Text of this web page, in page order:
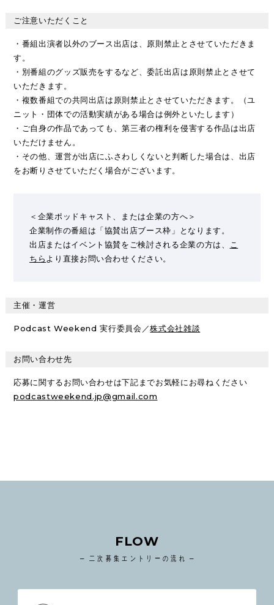
ご注意いただくこと
・番組出演者以外のブース出店は、原則禁止とさせていただきま
す。
・別番組のグッズ販売をするなど、委託出店は原則禁止とさせて
いただきます。
・複数番組での共同出店は原則禁止とさせていただきます。（ユ
ニット・団体での活動実績がある場合は例外といたします）
・ご自身の作品であっても、第三者の権利を侵害する作品は出店
いただけません。
・その他、運営が出店にふさわしくないと判断した場合は、出店
をお断りさせていただく場合がございます。
＜企業ポッドキャスト、または企業の方へ＞
企業制作の番組は「協賛出店ブース枠」となります。
出店またはイベント協賛をご検討される企業の方は、
こ
ちら より直接お問い合わせください。
主催・運営
Podcast Weekend 実行委員会／株式会社雑談
お問い合わせ先
応募に関するお問い合わせは下記までお気軽にお尋ねください
podcastweekend.jp@gmail.com
FLOW
二次募集エントリーの流れ